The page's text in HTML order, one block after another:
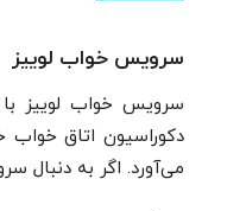
سرویس خواب لوییز
سرویس خواب لوییز با
دکوراسیون اتاق
می‌آورد. اگر به دنبال